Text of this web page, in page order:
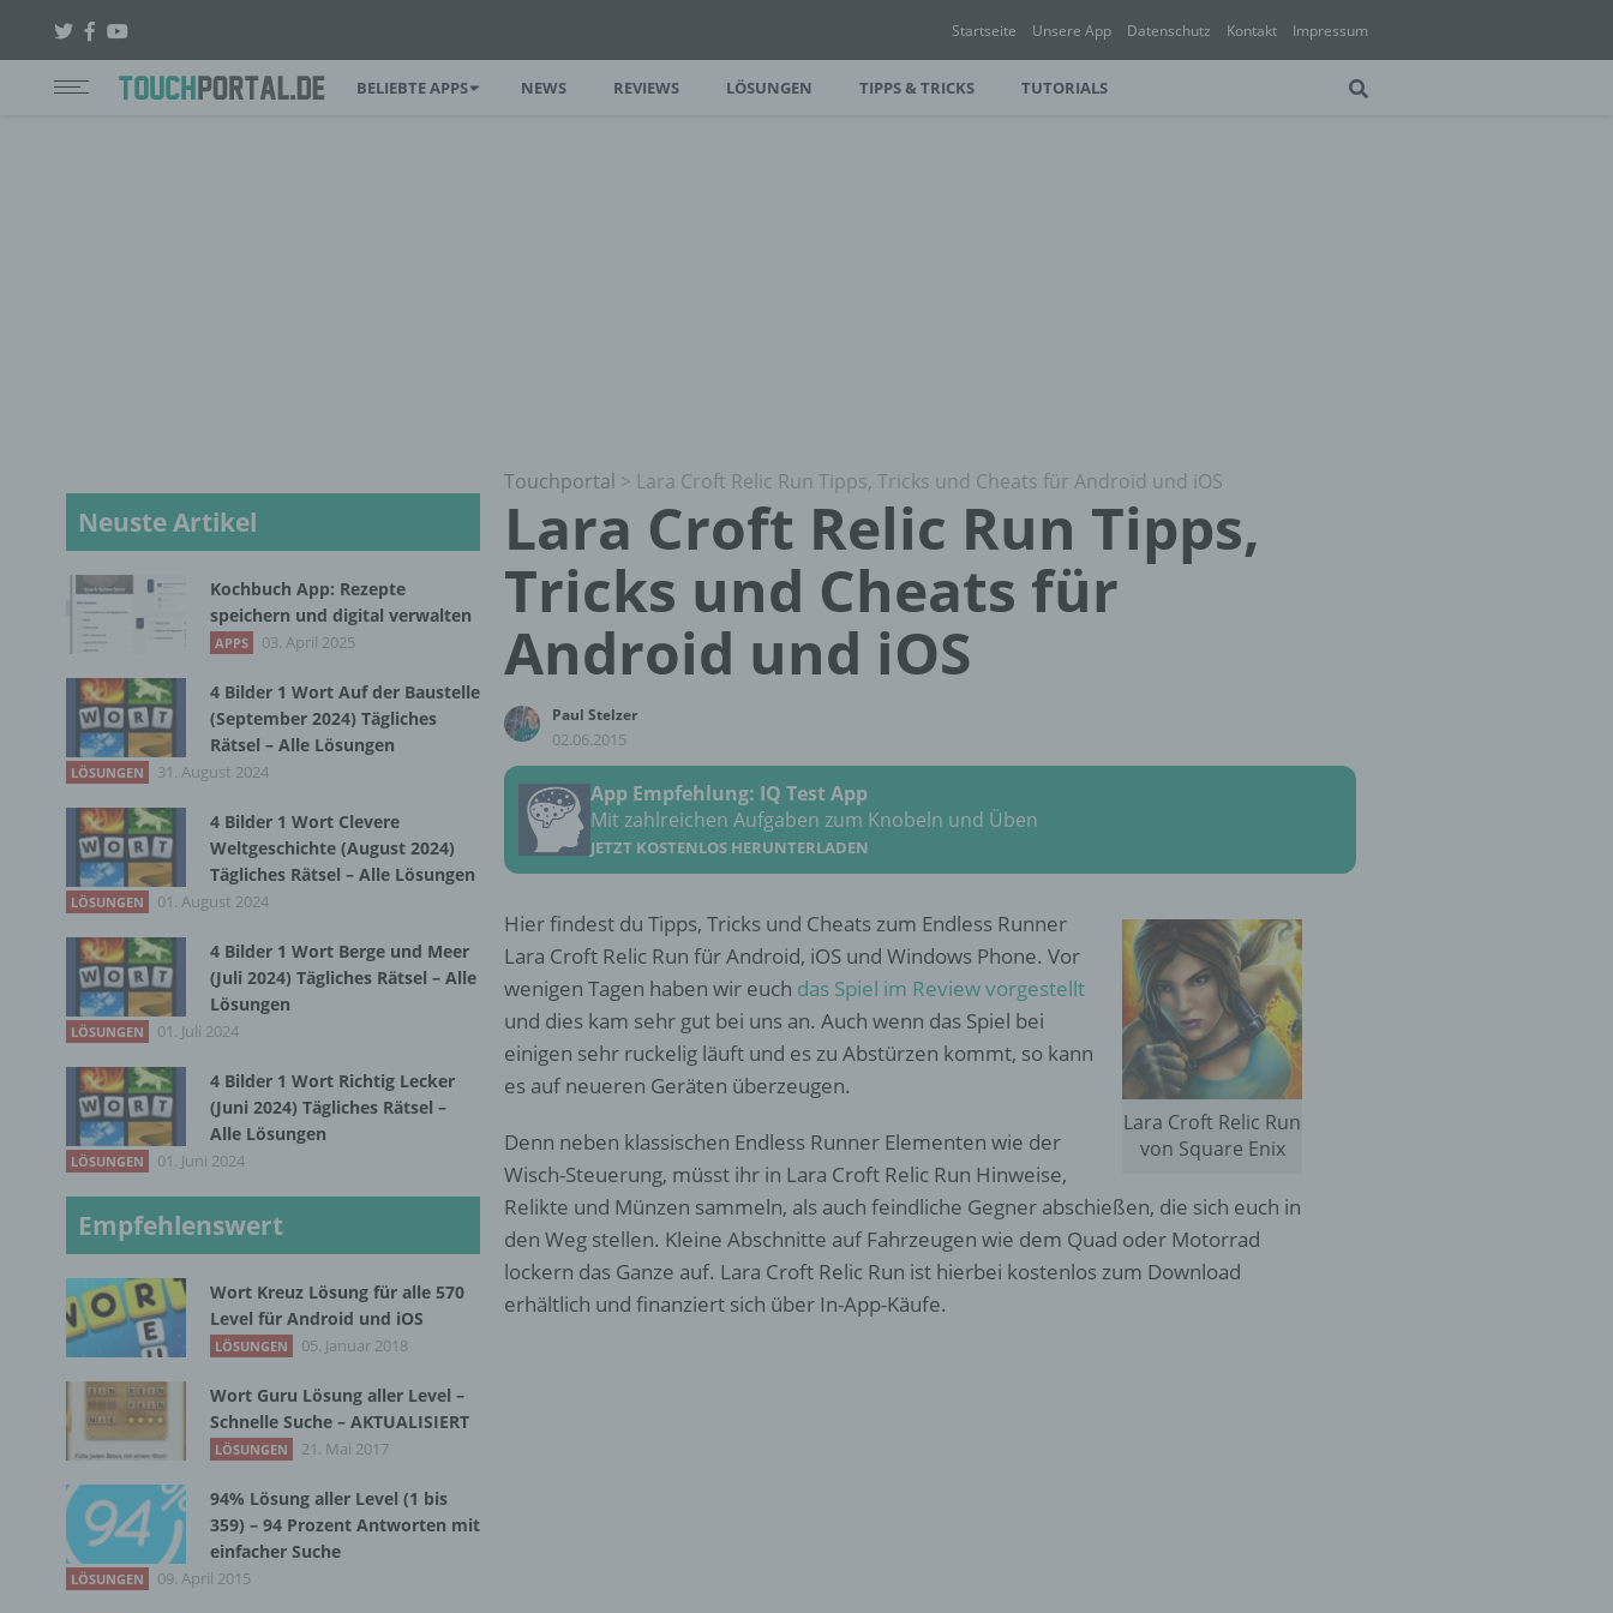
Startseite Unsere App Datenschutz Kontakt Impressum
BELIEBTE APPS NEWS REVIEWS LÖSUNGEN TIPPS & TRICKS TUTORIALS
Touchportal > Lara Croft Relic Run Tipps, Tricks und Cheats für Android und iOS
Lara Croft Relic Run Tipps,
Tricks und Cheats für
Android und iOS
Paul Stelzer
02.06.2015
App Empfehlung: IQ Test App
Mit zahlreichen Aufgaben zum Knobeln und Üben
JETZT KOSTENLOS HERUNTERLADEN
Lara Croft Relic Run
von Square Enix
Hier findest du Tipps, Tricks und Cheats zum Endless Runner
Lara Croft Relic Run für Android, iOS und Windows Phone. Vor
wenigen Tagen haben wir euch das Spiel im Review vorgestellt
und dies kam sehr gut bei uns an. Auch wenn das Spiel bei
einigen sehr ruckelig läuft und es zu Abstürzen kommt, so kann
es auf neueren Geräten überzeugen.
Denn neben klassischen Endless Runner Elementen wie der
Wisch-Steuerung, müsst ihr in Lara Croft Relic Run Hinweise,
Relikte und Münzen sammeln, als auch feindliche Gegner abschießen, die sich euch in
den Weg stellen. Kleine Abschnitte auf Fahrzeugen wie dem Quad oder Motorrad
lockern das Ganze auf. Lara Croft Relic Run ist hierbei kostenlos zum Download
erhältlich und finanziert sich über In-App-Käufe.
Neuste Artikel
Kochbuch App: Rezepte
speichern und digital verwalten
APPS 03. April 2025
4 Bilder 1 Wort Auf der Baustelle
(September 2024) Tägliches
Rätsel – Alle Lösungen
LÖSUNGEN 31. August 2024
4 Bilder 1 Wort Clevere
Weltgeschichte (August 2024)
Tägliches Rätsel – Alle Lösungen
LÖSUNGEN 01. August 2024
4 Bilder 1 Wort Berge und Meer
(Juli 2024) Tägliches Rätsel – Alle
Lösungen
LÖSUNGEN 01. Juli 2024
4 Bilder 1 Wort Richtig Lecker
(Juni 2024) Tägliches Rätsel –
Alle Lösungen
LÖSUNGEN 01. Juni 2024
Empfehlenswert
Wort Kreuz Lösung für alle 570
Level für Android und iOS
LÖSUNGEN 05. Januar 2018
Wort Guru Lösung aller Level –
Schnelle Suche – AKTUALISIERT
LÖSUNGEN 21. Mai 2017
94% Lösung aller Level (1 bis
359) – 94 Prozent Antworten mit
einfacher Suche
LÖSUNGEN 09. April 2015